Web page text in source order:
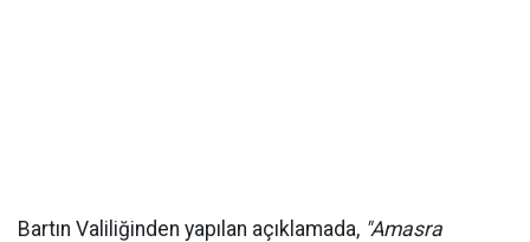
Bartın Valiliğinden yapılan açıklamada, "Amasra